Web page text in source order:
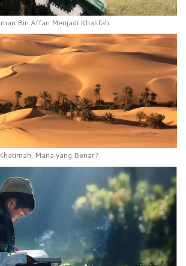
Bin Affan Menjadi Khalifah
Mana yang Benar?